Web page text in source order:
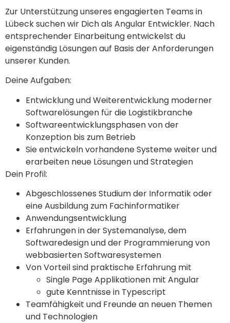
Zur Unterstützung unseres engagierten Teams in
Lübeck suchen wir Dich als Angular Entwickler. Nach
entsprechender Einarbeitung entwickelst du
eigenständig Lösungen auf Basis der Anforderungen
unserer Kunden.
Deine Aufgaben:
Entwicklung und Weiterentwicklung moderner
Softwarelösungen für die Logistikbranche
Softwareentwicklungsphasen von der
Konzeption bis zum Betrieb
Sie entwickeln vorhandene Systeme weiter und
erarbeiten neue Lösungen und Strategien
Dein Profil:
Abgeschlossenes Studium der Informatik oder
eine Ausbildung zum Fachinformatiker
Anwendungsentwicklung
Erfahrungen in der Systemanalyse, dem
Softwaredesign und der Programmierung von
webbasierten Softwaresystemen
Von Vorteil sind praktische Erfahrung mit
Single Page Applikationen mit Angular
gute Kenntnisse in Typescript
Teamfähigkeit und Freunde an neuen Themen
und Technologien